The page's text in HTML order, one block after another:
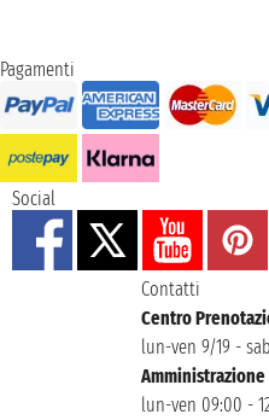
Pagamenti
Social
Contatti
Centro
lun-ven 9/19 -
Amministrazione
lun-ven 09:00 -